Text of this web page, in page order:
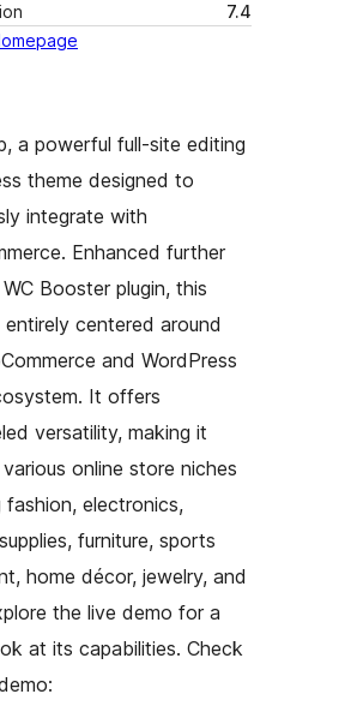
7.4
a powerful full-site editing
theme designed to
integrate with
Enhanced further
Booster plugin, this
entirely centered around
and WordPress
It offers
versatility, making it
online store niches
fashion, electronics,
furniture, sports
home décor, jewelry, and
the live demo for a
at its capabilities. Check